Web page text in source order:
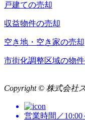
戸建ての売却
収益物件の売却
空き地・空き家の売却
市街化調整区域の物
Copyright © 株式会社
営業時間／10:00